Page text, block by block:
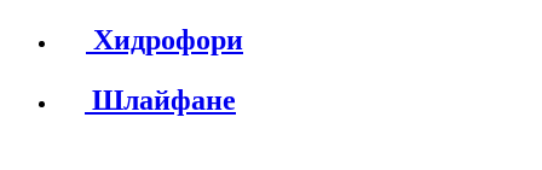
Хидрофори
Шлайфане